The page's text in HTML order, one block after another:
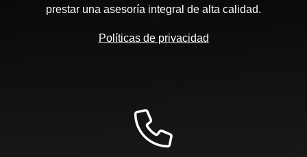
prestar una asesoría integral de alta calidad.
Políticas de privacidad